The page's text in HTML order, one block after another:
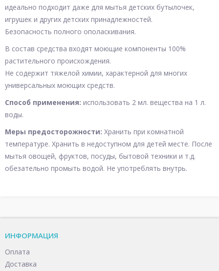
идеально подходит даже для мытья детских бутылочек,
игрушек и других детских принадлежностей.
Безопасность полного ополаскивания.
В состав средства входят моющие компоненты 100%
растительного происхождения.
Не содержит тяжелой химии, характерной для многих
универсальных моющих средств.
Способ применения: использовать 2 мл. вещества на 1 л.
воды.
Меры предосторожности: Хранить при комнатной
температуре. Хранить в недоступном для детей месте. После
мытья овощей, фруктов, посуды, бытовой техники и т.д.
обезательно промыть водой. Не употреблять внутрь.
ИНФОРМАЦИЯ
Оплата
Доставка